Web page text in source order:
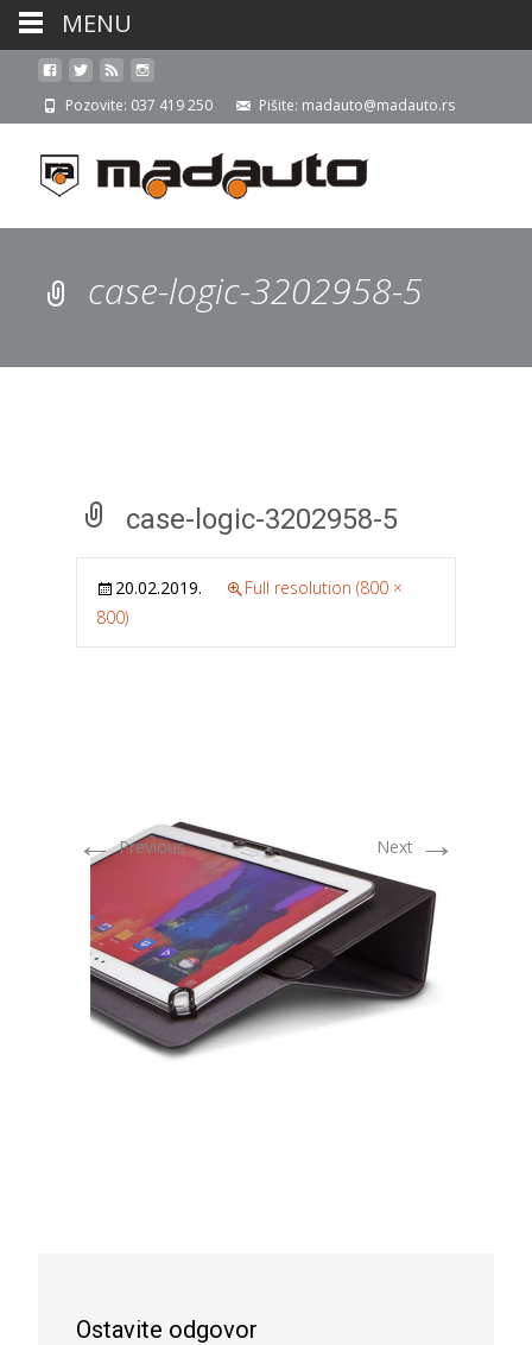
Pozovite: 037 419 250 Pišite: madauto@madauto.rs
case-logic-3202958-5
case-logic-3202958-5
20.02.2019.
Full resolution (800 ×
800)
←Previous Next →
Ostavite odgovor
MENU